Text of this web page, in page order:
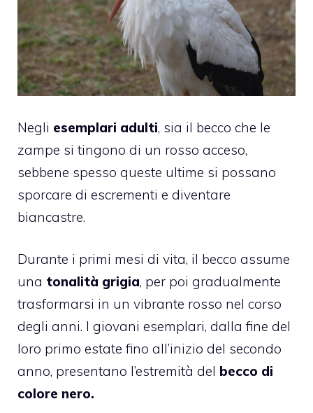
Negli esemplari adulti, sia il becco che le
zampe si tingono di un rosso acceso,
sebbene spesso queste ultime si possano
sporcare di escrementi e diventare
biancastre.
Durante i primi mesi di vita, il becco assume
una tonalità grigia, per poi gradualmente
trasformarsi in un vibrante rosso nel corso
degli anni. I giovani esemplari, dalla fine del
loro primo estate fino all’inizio del secondo
anno, presentano l’estremità del becco di
colore nero.